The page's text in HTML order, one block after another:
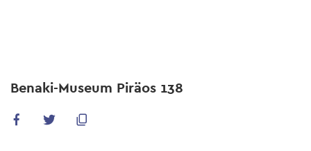
content
Benaki-Museum Piräos 138